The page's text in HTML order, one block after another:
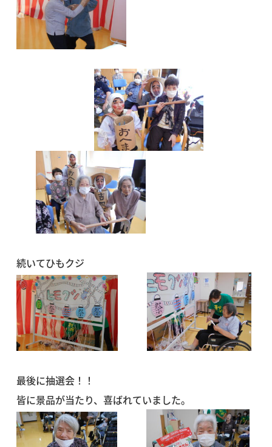
続いてひもクジ
最後に抽選会！！
皆に景品が当たり、喜ばれていました。